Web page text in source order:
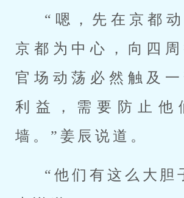
“嗯，先在京都
京都为中心，向四
官场动荡必然触及
利益，需要防止他
墙。”姜辰说道。
“他们有这么大胆